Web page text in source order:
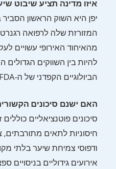
איזו מדינה תציע שיבוט
יפן היא השוק הראשון הסביר
המזורזת שלה לרפואה
מהאיחוד האירופי עשויים
להיות בין השווקים הגדולים
הביולוגיים הקפדני של ה-FDA.
האם ישנם סיכונים
סיכונים פוטנציאליים
חיסוניות לתאים
ודפוסי צמיחת שיער בלתי
אירועים גידוליים בניסויים